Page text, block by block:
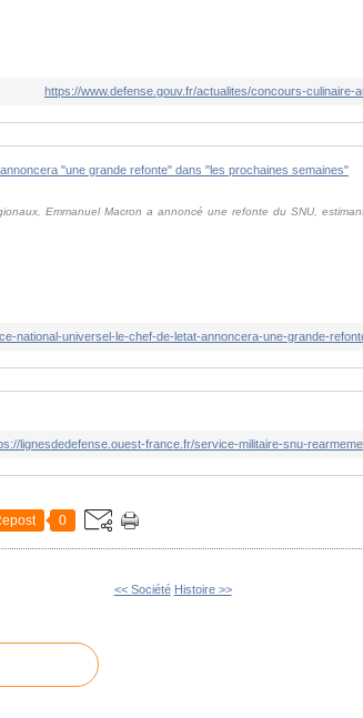
https://www.defense.gouv.fr/actualites/concours-
Emmanuel Macron a annoncé une refonte du SNU,
lignesdedefense.ouest-france.fr/service-militaire-snu-
0
<< Société Histoire >>